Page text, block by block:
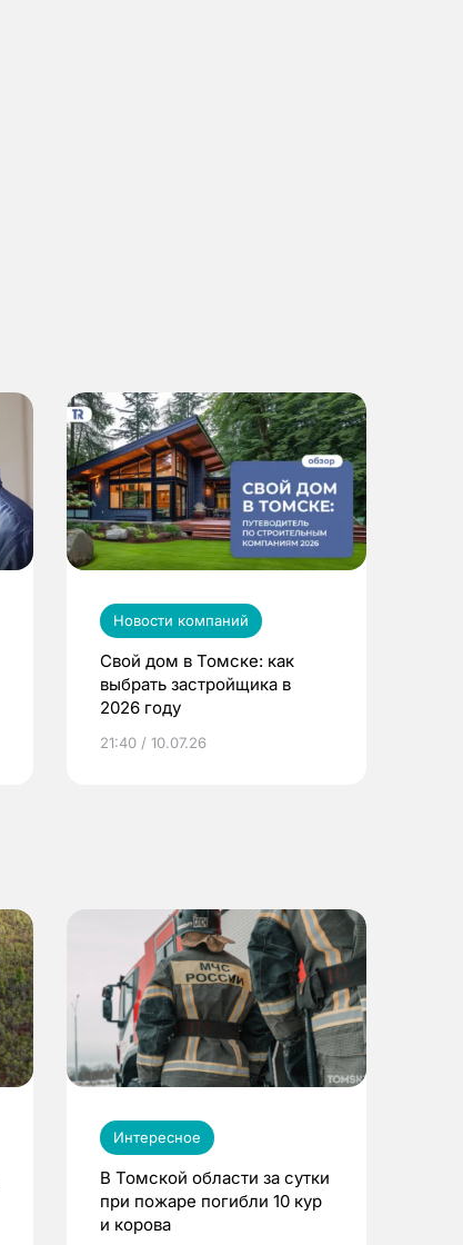
Новости компаний
Свой дом в Томске: как
выбрать застройщика в
2026 году
21:40 / 10.07.26
Интересное
В Томской области за сутки
при пожаре погибли 10 кур
и корова